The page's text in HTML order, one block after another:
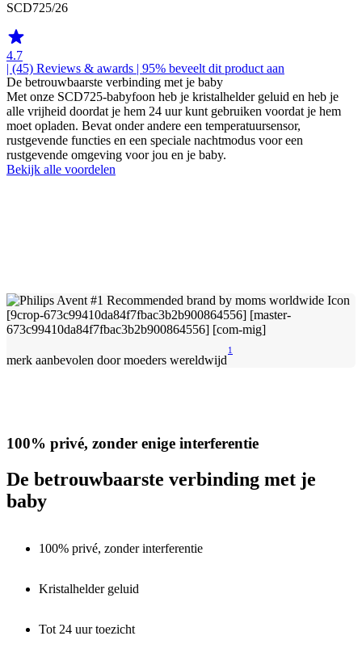
SCD725/26
4.7
| (45) Reviews & awards | 95% beveelt dit product aan
De betrouwbaarste verbinding met je baby
Met onze SCD725-babyfoon heb je kristalhelder geluid en heb je
alle vrijheid doordat je hem 24 uur kunt gebruiken voordat je hem
moet opladen. Bevat onder andere een temperatuursensor,
rustgevende functies en een speciale nachtmodus voor een
rustgevende omgeving voor jou en je baby.
Bekijk alle voordelen
merk aanbevolen door moeders wereldwijd
1
100% privé, zonder enige interferentie
De betrouwbaarste verbinding met je
baby
100% privé, zonder interferentie
Kristalhelder geluid
Tot 24 uur toezicht